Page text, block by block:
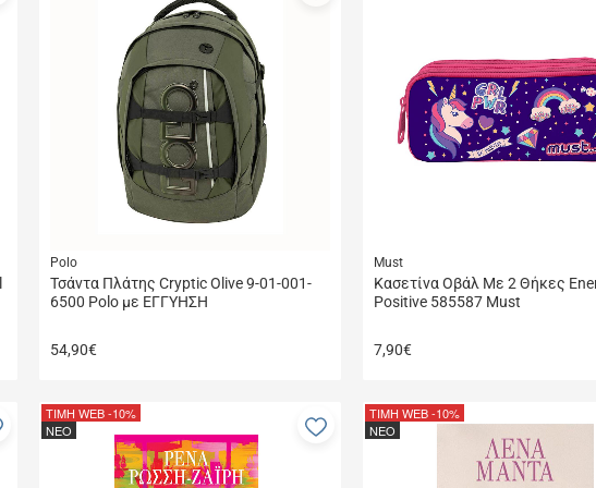
Polo
Τσάντα Πλάτης Cryptic Olive 9-01-001-
6500 Polo με ΕΓΓΥΗΣΗ
54,90€
Must
Κασετίνα Οβάλ Με 2 Θήκες
Positive 585587 Must
7,90€
Προσθήκη
ΤΙΜΗ WEB-10%
ΝΕΟ
Προσθήκη
ΤΙΜΗ WEB-10%
ΝΕΟ